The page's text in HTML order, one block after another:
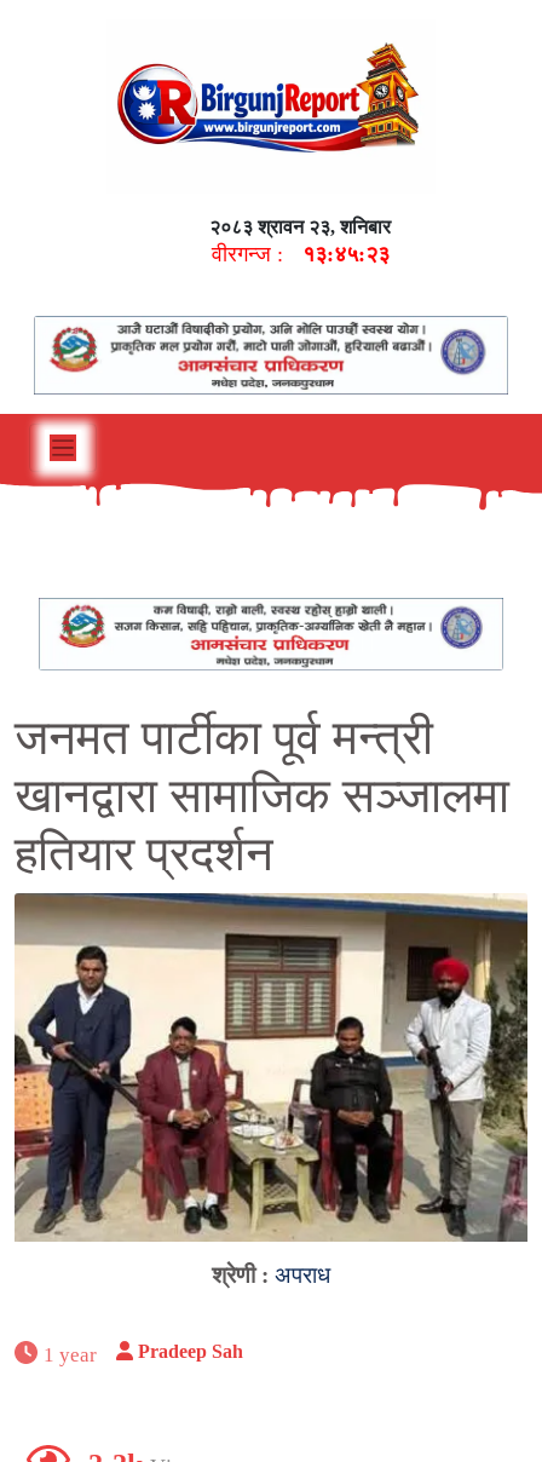
२०८३ श्रावन २३, शनिबार
वीरगन्ज : १३:४५:२४
जनमत पार्टीका पूर्व मन्त्री
खानद्वारा सामाजिक सञ्जालमा
हतियार प्रदर्शन
श्रेणी : अपराध
1 year Pradeep Sah